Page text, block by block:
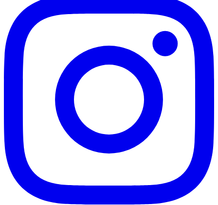
Botafogo